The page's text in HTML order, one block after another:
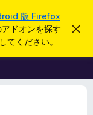
版 Firefox
ドオンを探す
てください。
こ
知
せ
ログイン